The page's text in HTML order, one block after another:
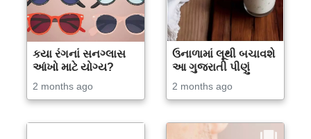
કયા રંગનાં સનગ્લાસ
આંખો માટે યોગ્ય?
2 months ago
ઉનાળામાં લૂથી બચાવશે
આ ગુજરાતી પીણું
2 months ago